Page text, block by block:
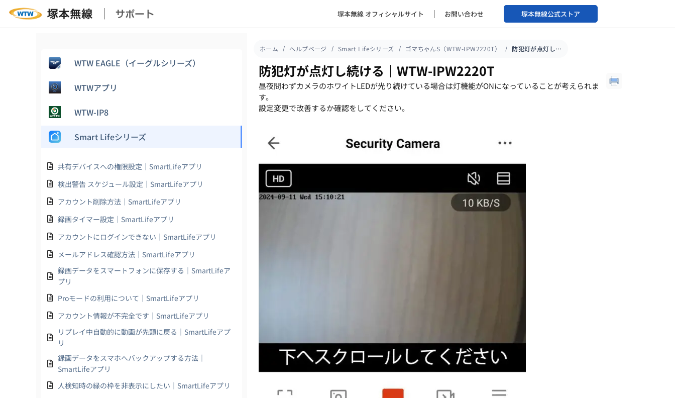
塚本無線 オフィシャルサイト お問い合わせ 塚本無線公式ストア
WTW EAGLE（イーグルシリーズ）
WTWアプリ
WTW-IP8
Smart Lifeシリーズ
共有デバイスへの権限設定｜SmartLifeアプリ
検出警告 スケジュール設定｜SmartLifeアプリ
アカウント削除方法｜SmartLifeアプリ
録画タイマー設定｜SmartLifeアプリ
アカウントにログインできない｜SmartLifeアプリ
メールアドレス確認方法｜SmartLifeアプリ
録画データをスマートフォンに保存する｜SmartLifeア
プリ
Proモードの利用について｜SmartLifeアプリ
アカウント情報が不完全です｜SmartLifeアプリ
リプレイ中自動的に動画が先頭に戻る｜SmartLifeアプ
リ
録画データをスマホへバックアップする方法｜
SmartLifeアプリ
人検知時の緑の枠を非表示にしたい｜SmartLifeアプリ
ホーム ヘルプページ Smart Lifeシリーズ ゴマちゃんS（WTW-IPW2220T） 防犯灯が点灯し続ける｜WTW-IPW2220T
防犯灯が点灯し続ける｜WTW-IPW2220T
昼夜問わずカメラのホワイトLEDが光り続けている場合は灯機能がONになっていることが考えられま
す。
設定変更で改善するか確認をしてください。